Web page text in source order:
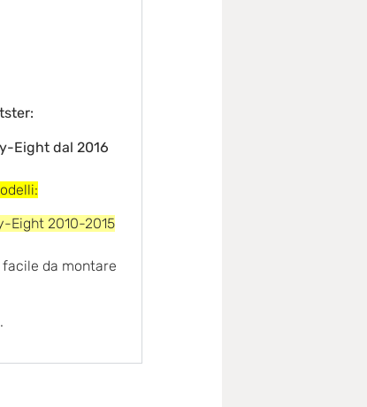
Eight dal 2016
Eight 2010-2015
da montare